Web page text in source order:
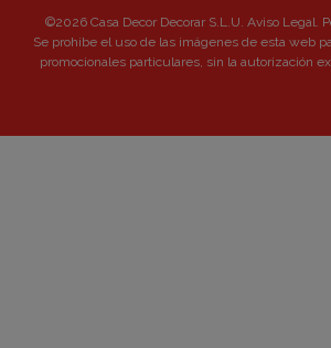
©2026 Casa Decor Decorar S.L.U. Aviso Legal.
Se prohibe el uso de las imágenes de esta web
promocionales particulares, sin la autorización